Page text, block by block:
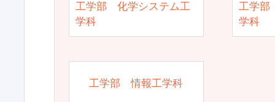
工学部 化学システム工
学科
工学部
学科
工学部 情報工学科